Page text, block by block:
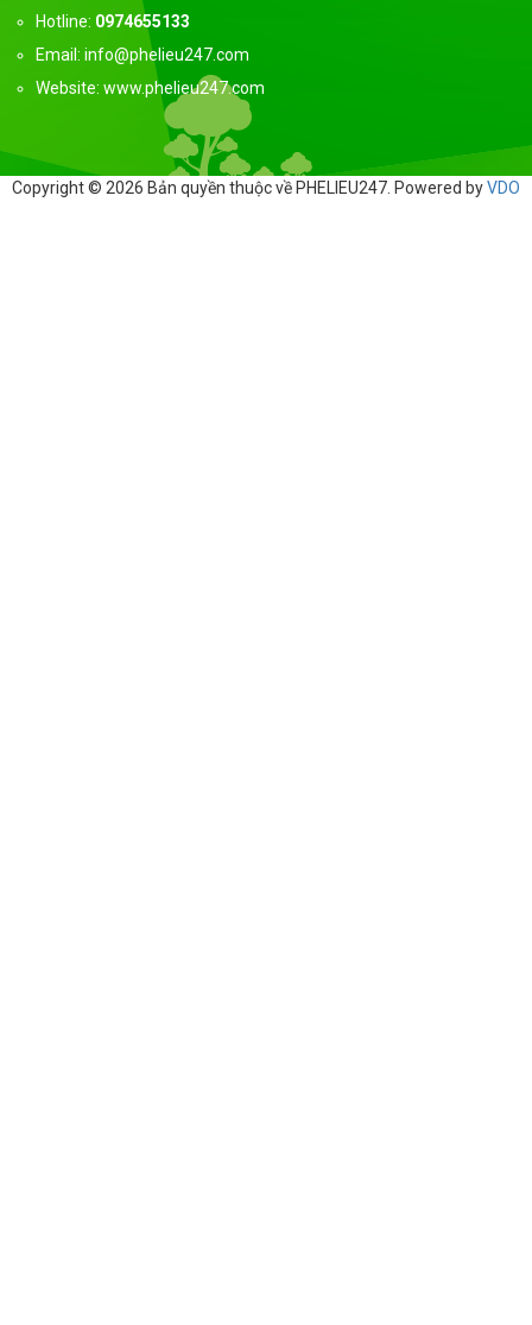
Hotline: 0974655133
Email: info@phelieu247.com
Website: www.phelieu247.com
Copyright © 2026 Bản quyền thuộc về PHELIEU247. Powered byVDO